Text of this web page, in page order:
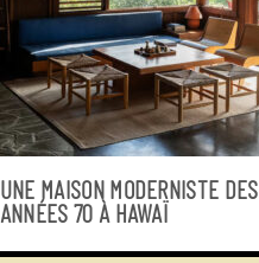
UNE MAISON MODERNISTE DES
ANNÉES 70 À HAWAÏ